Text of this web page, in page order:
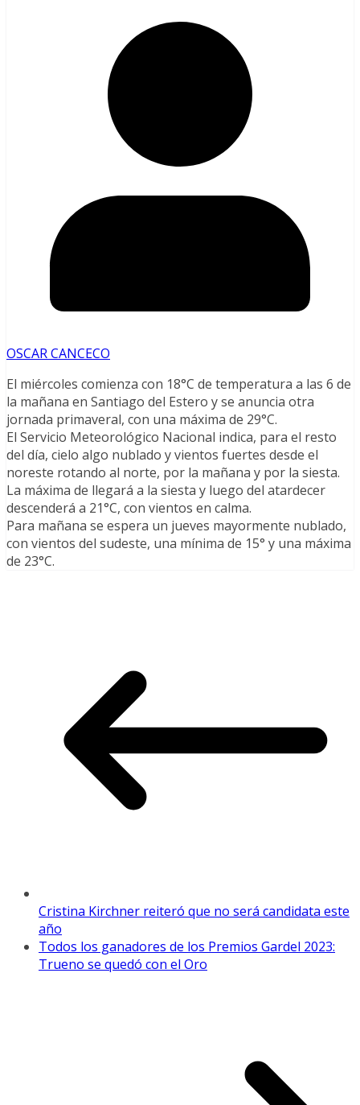
OSCAR CANCECO
El miércoles comienza con 18°C de temperatura a las 6 de
la mañana en Santiago del Estero y se anuncia otra
jornada primaveral, con una máxima de 29°C.
El Servicio Meteorológico Nacional indica, para el resto
del día, cielo algo nublado y vientos fuertes desde el
noreste rotando al norte, por la mañana y por la siesta.
La máxima de llegará a la siesta y luego del atardecer
descenderá a 21°C, con vientos en calma.
Para mañana se espera un jueves mayormente nublado,
con vientos del sudeste, una mínima de 15° y una máxima
de 23°C.
Cristina Kirchner reiteró que no será candidata este
año
Todos los ganadores de los Premios Gardel 2023:
Trueno se quedó con el Oro